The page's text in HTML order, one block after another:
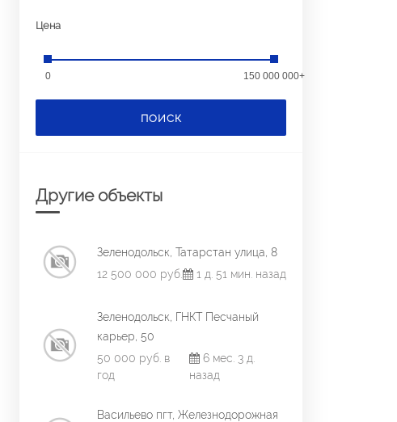
Цена
0 150 000 000+
ПОИСК
Другие объекты
Зеленодольск, Татарстан улица, 8
12 500 000 руб.
1 д. 51 мин. назад
Зеленодольск, ГНКТ Песчаный
карьер, 50
50 000 руб. в
год
6 мес. 3 д.
назад
Васильево пгт, Железнодорожная